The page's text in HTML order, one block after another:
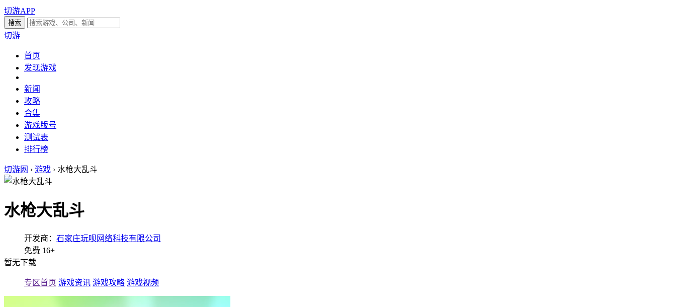
切游APP
切游
首页
发现游戏
新闻
攻略
合集
游戏版号
测试表
排行榜
切游网 › 游戏 › 水枪大乱斗
水枪大乱斗
开发商： 石家庄玩呗网络科技有限公司
免费 16+
暂无下载
专区首页 游戏资讯 游戏攻略 游戏视频